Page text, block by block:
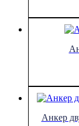
Анкер